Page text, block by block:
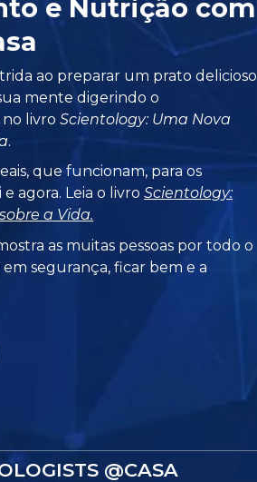
e Nutrição com
ao preparar um prato delicioso
mente digerindo o
no livroScientology: Uma Nova
.
que funcionam, para os
agora. Leia o livroScientology:
a Vida.
as muitas pessoas por todo o
segurança, ficar bem e a
@CASA